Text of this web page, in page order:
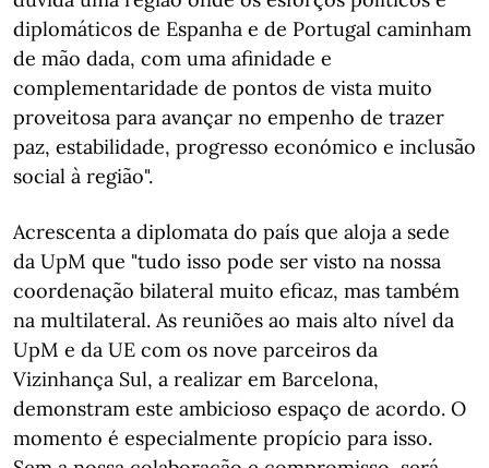
diplomáticos de Espanha e de Portugal caminham
de mão dada, com uma afinidade e
complementaridade de pontos de vista muito
proveitosa para avançar no empenho de trazer
paz, estabilidade, progresso económico e inclusão
social à região".
Acrescenta a diplomata do país que aloja a sede
da UpM que "tudo isso pode ser visto na nossa
coordenação bilateral muito eficaz, mas também
na multilateral. As reuniões ao mais alto nível da
UpM e da UE com os nove parceiros da
Vizinhança Sul, a realizar em Barcelona,
demonstram este ambicioso espaço de acordo. O
momento é especialmente propício para isso.